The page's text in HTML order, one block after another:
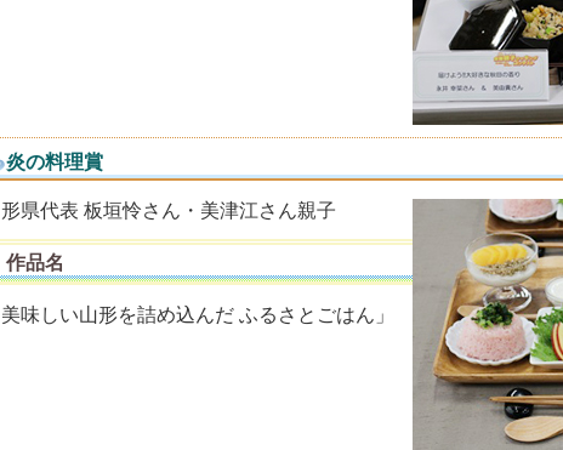
炎の料理賞
県代表 板垣怜さん・美津江さん親子
作品名
味しい山形を詰め込んだ ふるさとごはん」